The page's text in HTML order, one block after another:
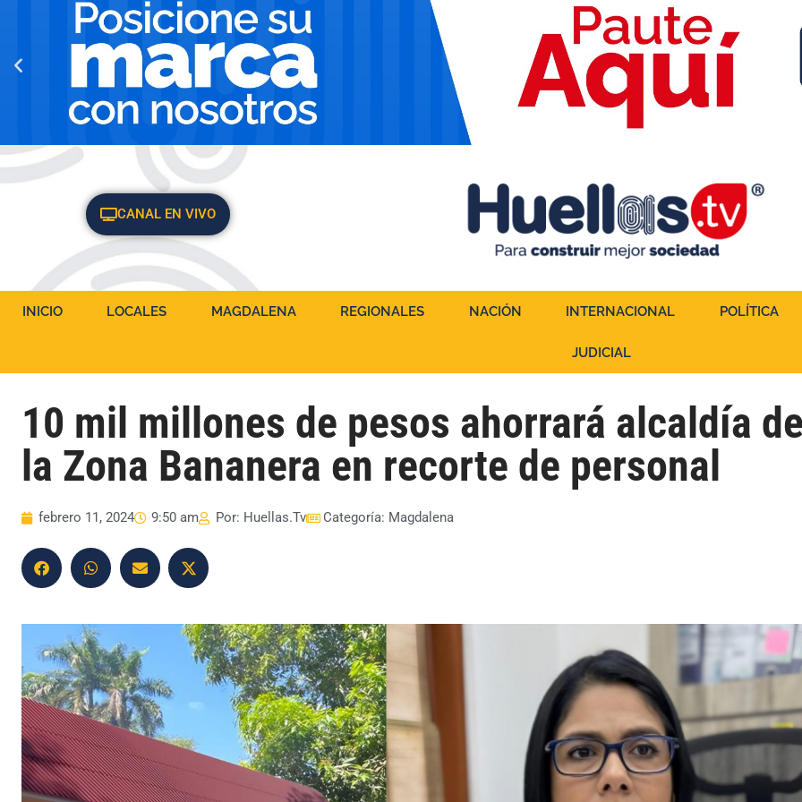
CANAL EN VIVO
INICIO LOCALES MAGDALENA REGIONALES NACIÓN INTERNACIONAL POLÍTICA
JUDICIAL
10 mil millones de pesos ahorrará alcaldía
la Zona Bananera en recorte de personal
febrero 11, 2024 9:50 am Por: Huellas.Tv Categoría: Magdalena